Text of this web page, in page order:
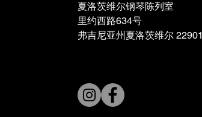
夏洛茨维尔钢琴陈列室
里约西路634号
弗吉尼亚州夏洛茨维尔 22901